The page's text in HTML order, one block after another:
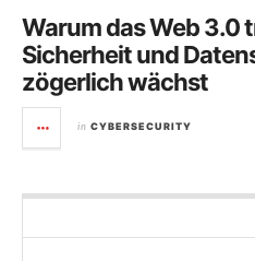
Warum das Web 3.0
Sicherheit und
zögerlich wächst
in CYBERSECURITY